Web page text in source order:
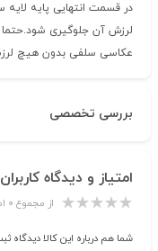
در قسمت انتهایی پایه
لرزش آن جلوگیری شود.حتما
عکاسی سلفی بدون هیچ
بررسی تخصصی
امتیاز و دیدگاه کاربران
از مجموع ۰ امتیاز
شما هم درباره این کالا دیدگاه